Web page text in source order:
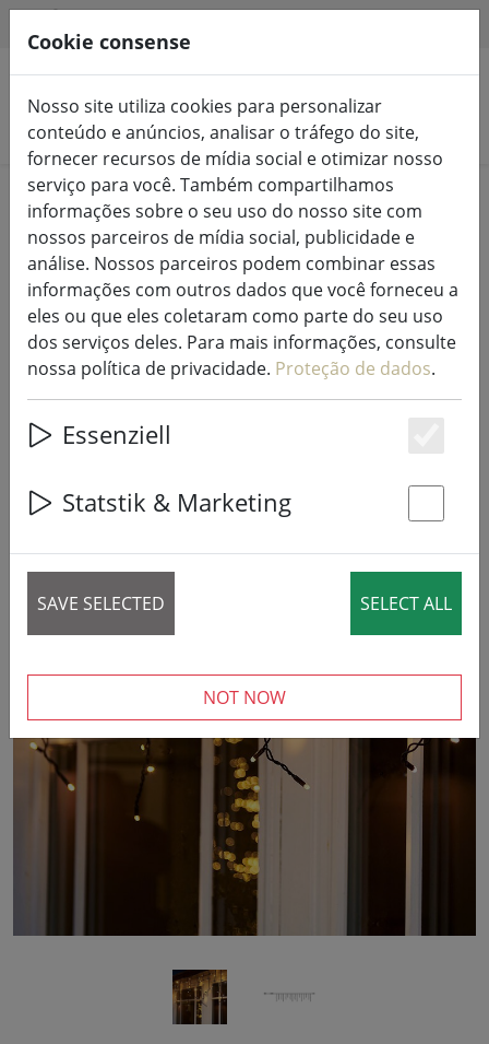
Pesquisar produtos
Home Luzes de fadas e iluminação Luzes de fadas
Conjunto inicial de cortina de luz
de cristal de gelo Sirius Tech-Line
100 LED branco quente 2,5 x 0,6 m
exterior 230V preto
Cookie consense
Nosso site utiliza cookies para personalizar
conteúdo e anúncios, analisar o tráfego do site,
fornecer recursos de mídia social e otimizar nosso
serviço para você. Também compartilhamos
informações sobre o seu uso do nosso site com
nossos parceiros de mídia social, publicidade e
análise. Nossos parceiros podem combinar essas
informações com outros dados que você forneceu a
eles ou que eles coletaram como parte do seu uso
dos serviços deles. Para mais informações, consulte
nossa política de privacidade. Proteção de dados.
Essenziell
Statstik & Marketing
SAVE SELECTED SELECT ALL
NOT NOW